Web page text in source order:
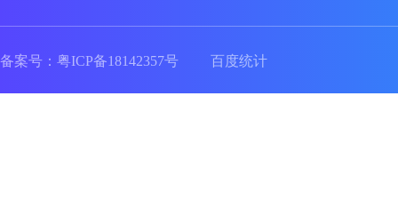
备案号： 粤ICP备18142357号 百度统计